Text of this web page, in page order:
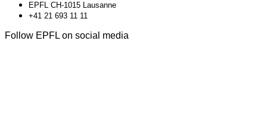
EPFL CH-1015 Lausanne
+41 21 693 11 11
Follow EPFL on social media